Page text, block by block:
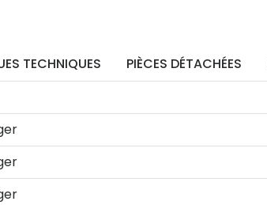
TECHNIQUES PIÈCES DÉTACHÉES